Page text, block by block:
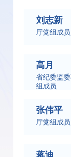
刘志新
厅党组成
高月
省纪委监
组成员
张伟平
厅党组成
蒋迪